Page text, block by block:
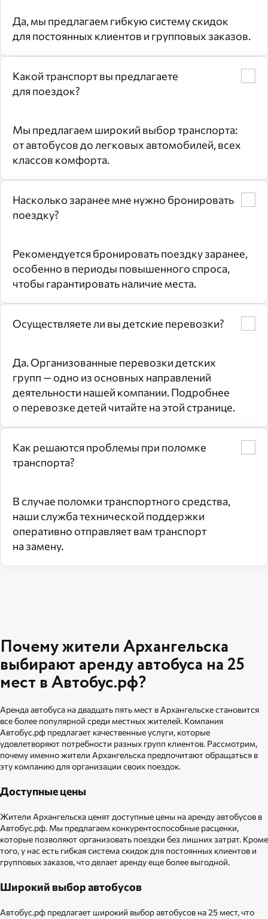
Да, мы предлагаем гибкую систему скидок
для постоянных клиентов и групповых заказов.
Какой транспорт вы предлагаете
для поездок?
Мы предлагаем широкий выбор транспорта:
от автобусов до легковых автомобилей, всех
классов комфорта.
Насколько заранее мне нужно бронировать
поездку?
Рекомендуется бронировать поездку заранее,
особенно в периоды повышенного спроса,
чтобы гарантировать наличие места.
Осуществляете ли вы детские перевозки?
Да. Организованные перевозки детских
групп — одно из основных направлений
деятельности нашей компании. Подробнее
о перевозке детей читайте на этой странице.
Как решаются проблемы при поломке
транспорта?
В случае поломки транспортного средства,
наши служба технической поддержки
оперативно отправляет вам транспорт
на замену.
Почему жители Архангельска
выбирают аренду автобуса на 25
мест в Автобус.рф?
Аренда автобуса на двадцать пять мест в Архангельске становится
все более популярной среди местных жителей. Компания
Автобус.рф предлагает качественные услуги, которые
удовлетворяют потребности разных групп клиентов. Рассмотрим,
почему именно жители Архангельска предпочитают обращаться в
эту компанию для организации своих поездок.
Доступные цены
Жители Архангельска ценят доступные цены на аренду автобусов в
Автобус.рф. Мы предлагаем конкурентоспособные расценки,
которые позволяют организовать поездки без лишних затрат. Кроме
того, у нас есть гибкая система скидок для постоянных клиентов и
групповых заказов, что делает аренду еще более выгодной.
Широкий выбор автобусов
Автобус.рф предлагает широкий выбор автобусов на 25 мест, что